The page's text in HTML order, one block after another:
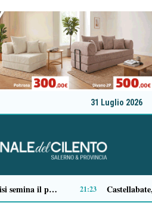
31 Luglio 2026
Tortorella celebra la Fiera di San Basilio: tra antichi mestieri, bestiame e la musica della Bandabardò